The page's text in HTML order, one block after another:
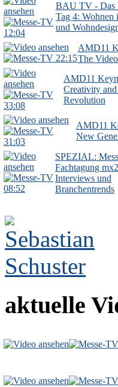
12:04
BAU TV - Das
Tag 4: Wohnen
und
22:15
AMD11
The
33:08
AMD11
Creativity
Revolution
31:03
AMD11
New
08:52
SPEZIAL:
Fachtagung
Interviews und
Branchentrends
aktuelle